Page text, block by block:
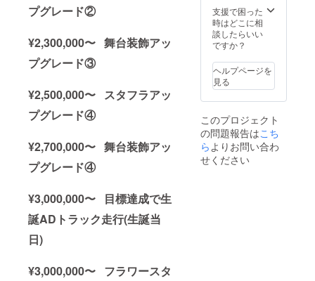
プグレード②
¥2,300,000〜 舞台装飾アッ
プグレード③
¥2,500,000〜 スタフラアッ
プグレード④
¥2,700,000〜 舞台装飾アッ
プグレード④
¥3,000,000〜 目標達成で生
誕ADトラック走行(生誕当
日)
¥3,000,000〜 フラワースタ
送りい
たしま
す。
ネーム
トのお
は、備
考欄に
れたお
名前が
使用さ
れま
までに
別途お
知らせ
させて
きま
す。 ④
生誕限
定オリ
ネーム
プレー
ト リ
ターン
品の郵
(名前掲
載 ) 当
日会場
にある
ワース
タンド
に生誕
祭支援
てお名
前を掲
載させ
ていた
だきま
ます。
また、
作成し
た集合
データ
はメー
ルにて
後日お
せてい
ただき
ます。
③のぼ
り旗 当
支援で困った
時はどこに相
談したらいい
ですか？
ヘルプページを
見る
このプロジェクト
の問題報告はこち
らよりお問い合わ
せください